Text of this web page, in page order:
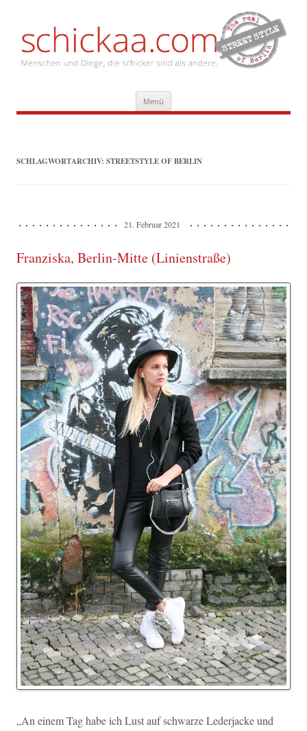
Menü Inhalt
springen
SCHLAGWORTARCHIV: STREETSTYLE OF BERLIN
21. Februar 2021
Franziska, Berlin-Mitte (Linienstraße)
„An einem Tag habe ich Lust auf schwarze Lederjacke und